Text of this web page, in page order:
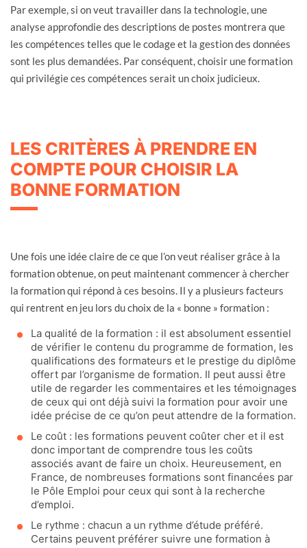
Par exemple, si on veut travailler dans la technologie, une
analyse approfondie des descriptions de postes montrera que
les compétences telles que le codage et la gestion des données
sont les plus demandées. Par conséquent, choisir une formation
qui privilégie ces compétences serait un choix judicieux.
LES CRITÈRES À PRENDRE EN
COMPTE POUR CHOISIR LA
BONNE FORMATION
Une fois une idée claire de ce que l’on veut réaliser grâce à la
formation obtenue, on peut maintenant commencer à chercher
la formation qui répond à ces besoins. Il y a plusieurs facteurs
qui rentrent en jeu lors du choix de la « bonne » formation :
La qualité de la formation : il est absolument essentiel
de vérifier le contenu du programme de formation, les
qualifications des formateurs et le prestige du diplôme
offert par l’organisme de formation. Il peut aussi être
utile de regarder les commentaires et les témoignages
de ceux qui ont déjà suivi la formation pour avoir une
idée précise de ce qu’on peut attendre de la formation.
Le coût : les formations peuvent coûter cher et il est
donc important de comprendre tous les coûts
associés avant de faire un choix. Heureusement, en
France, de nombreuses formations sont financées par
le Pôle Emploi pour ceux qui sont à la recherche
d’emploi.
Le rythme : chacun a un rythme d’étude préféré.
Certains peuvent préférer suivre une formation à